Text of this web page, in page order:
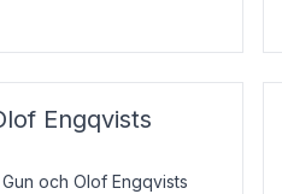
Engqvists
och Olof Engqvists